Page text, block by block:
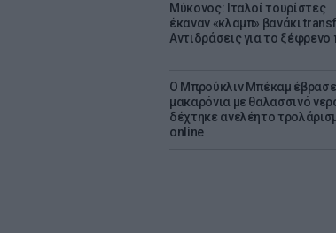
Μύκονος: Ιταλοί τουρίστες
έκαναν «κλαμπ» βανάκι
Αντιδράσεις για το ξέφρενο
Ο Μπρούκλιν Μπέκαμ έβρασε
μακαρόνια με θαλασσινό
δέχτηκε ανελέητο
online